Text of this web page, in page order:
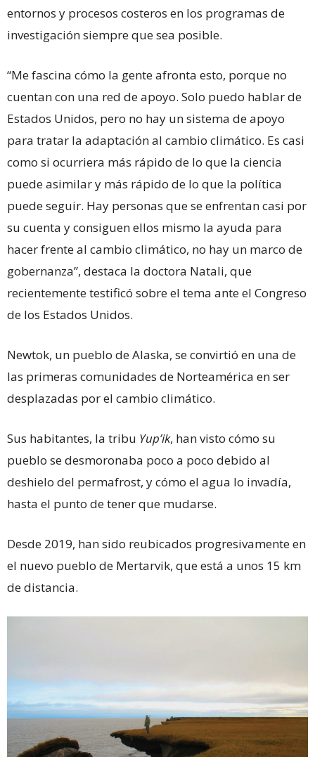
entornos y procesos costeros en los programas de
investigación siempre que sea posible.
“Me fascina cómo la gente afronta esto, porque no
cuentan con una red de apoyo. Solo puedo hablar de
Estados Unidos, pero no hay un sistema de apoyo
para tratar la adaptación al cambio climático. Es casi
como si ocurriera más rápido de lo que la ciencia
puede asimilar y más rápido de lo que la política
puede seguir. Hay personas que se enfrentan casi por
su cuenta y consiguen ellos mismo la ayuda para
hacer frente al cambio climático, no hay un marco de
gobernanza”, destaca la doctora Natali, que
recientemente testificó sobre el tema ante el Congreso
de los Estados Unidos.
Newtok, un pueblo de Alaska, se convirtió en una de
las primeras comunidades de Norteamérica en ser
desplazadas por el cambio climático.
Sus habitantes, la tribu Yup’ik, han visto cómo su
pueblo se desmoronaba poco a poco debido al
deshielo del permafrost, y cómo el agua lo invadía,
hasta el punto de tener que mudarse.
Desde 2019, han sido reubicados progresivamente en
el nuevo pueblo de Mertarvik, que está a unos 15 km
de distancia.